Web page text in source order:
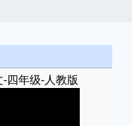
四年级-人教版